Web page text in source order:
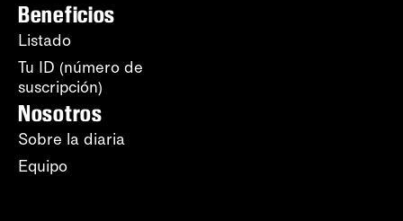
Beneficios
Listado
Tu ID (número de
suscripción)
Nosotros
Sobre la diaria
Equipo